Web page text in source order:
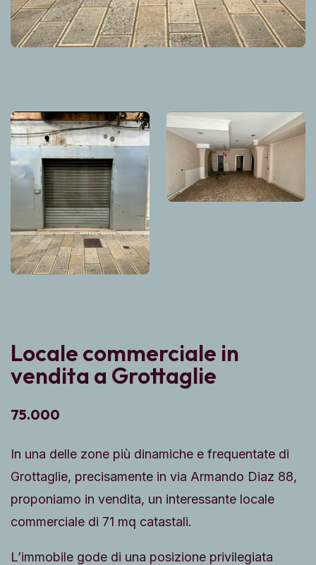
Locale commerciale in
vendita a Grottaglie
75.000
In una delle zone più dinamiche e frequentate di
Grottaglie, precisamente in via Armando Diaz 88,
proponiamo in vendita, un interessante locale
commerciale di 71 mq catastali.
L’immobile gode di una posizione privilegiata